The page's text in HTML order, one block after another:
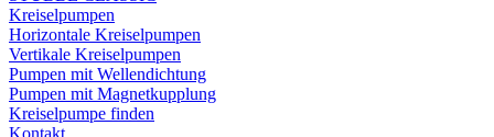
Kreiselpumpen
Horizontale Kreiselpumpen
Vertikale Kreiselpumpen
Pumpen mit Wellendichtung
Pumpen mit Magnetkupplung
Kreiselpumpe finden